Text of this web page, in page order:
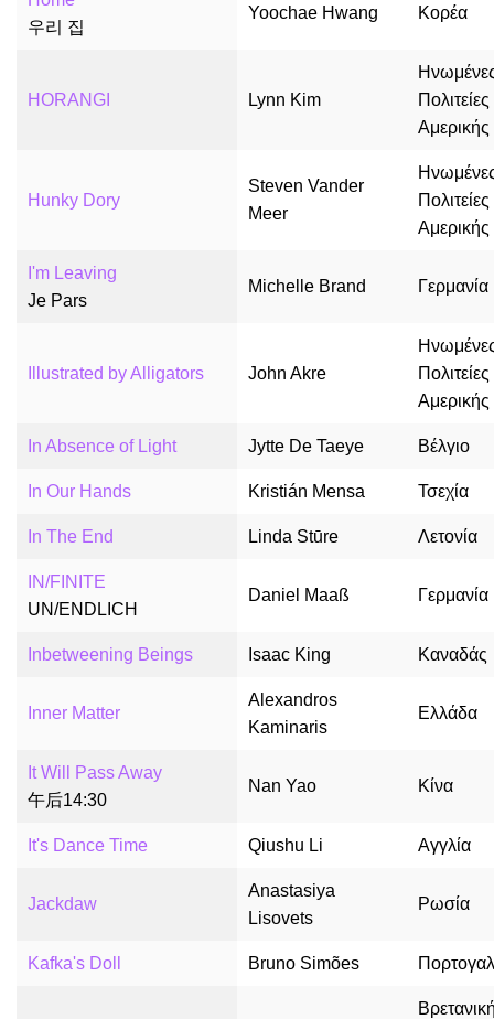
우리 집
Yoochae Hwang Κορέα
HORANGI Lynn Kim
Πολιτείες
Αμερικής
Hunky Dory
Steven Vander
Meer
Πολιτείες
Αμερικής
I'm Leaving
Je Pars
Michelle Brand Γερμανία
Illustrated by Alligators John Akre
Πολιτείες
Αμερικής
In Absence of Light Jytte De Taeye Βέλγιο
In Our Hands Kristián Mensa Τσεχία
In The End Linda Stūre Λετονία
IN/FINITE
UN/ENDLICH
Daniel Maaß Γερμανία
Inbetweening Beings Isaac King Καναδάς
Inner Matter
Alexandros
Kaminaris
Ελλάδα
It Will Pass Away
午后14:30
Nan Yao Κίνα
It's Dance Time Qiushu Li Αγγλία
Jackdaw
Anastasiya
Lisovets
Ρωσία
Kafka's Doll Bruno Simões